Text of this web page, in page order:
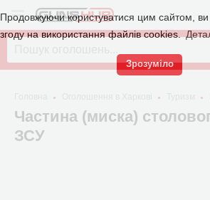
Продовжуючи користуватися цим сайтом, ви
згоду на використання файлів cookies.
Зрозуміло
Частина (миска)
ЗСУ